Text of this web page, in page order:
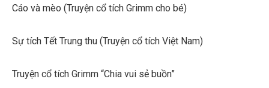
Cáo và mèo (Truyện cổ tích Grimm cho bé)
Sự tích Tết Trung thu (Truyện cổ tích Việt Nam)
Truyện cổ tích Grimm “Chia vui sẻ buồn”